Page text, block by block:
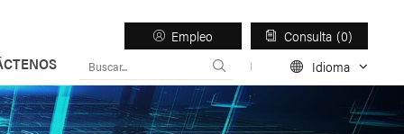
Empleo Consulta 0
Idioma